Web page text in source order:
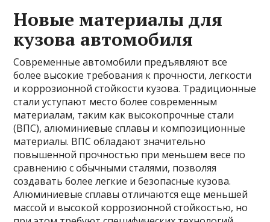
Новые материалы для
кузова автомобиля
Современные автомобили предъявляют все
более высокие требования к прочности, легкости
и коррозионной стойкости кузова. Традиционные
стали уступают место более современным
материалам, таким как высокопрочные стали
(ВПС), алюминиевые сплавы и композиционные
материалы. ВПС обладают значительно
повышенной прочностью при меньшем весе по
сравнению с обычными сталями, позволяя
создавать более легкие и безопасные кузова.
Алюминиевые сплавы отличаются еще меньшей
массой и высокой коррозионной стойкостью, но